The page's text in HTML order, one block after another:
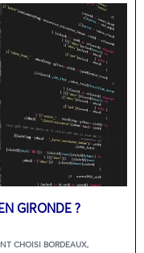
GIRONDE ?
CHOISI BORDEAUX,